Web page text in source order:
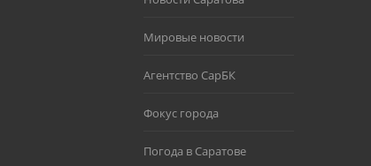
Мировые новости
Агентство СарБК
Фокус города
Погода в Саратове